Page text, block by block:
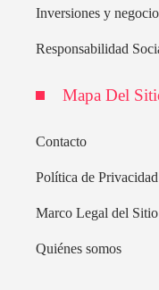
Inversiones y
Responsabilidad
Mapa Del
Contacto
Política de
Marco Legal del
Quiénes somos